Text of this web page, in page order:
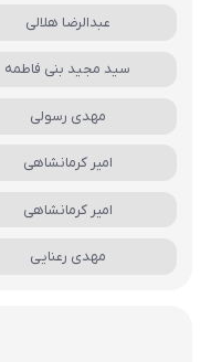
عبدالرضا هلالی
سید مجید بنی فاطمه
مهدی رسولی
امیر کرمانشاهی
امیر کرمانشاهی
مهدی رعنایی